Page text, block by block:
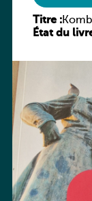
Titre :
État du